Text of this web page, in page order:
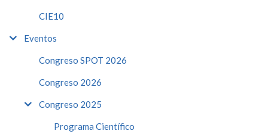
CIE10
Eventos
Congreso SPOT 2026
Congreso 2026
Congreso 2025
Programa Científico